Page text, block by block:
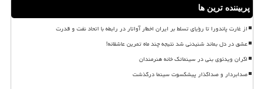
پربیننده ترین ها
از غارت پاندورا تا رؤیای تسلط بر ایران اخطار آواتار در رابطه با اتحاد نفت و قدرت
عشق در دل بماند شنیدنی شد نتیجه چند ماه تمرین عاشقانه!
اکران ویدئوی بنی در سینماتک خانه هنرمندان
صدابردار و صداگذار پیشکسوت سینما درگذشت